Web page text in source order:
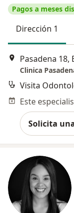
Pagos a meses
Dirección 1
Pasadena 18,
Clinica
Visita
Solicita